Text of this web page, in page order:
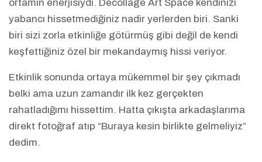
ortamın enerjisiydi. Decollage Art Space kendinizi
yabancı hissetmediğiniz nadir yerlerden biri. Sanki
biri sizi zorla etkinliğe götürmüş gibi değil de kendi
keşfettiğiniz özel bir mekandaymış hissi veriyor.
Etkinlik sonunda ortaya mükemmel bir şey çıkmadı
belki ama uzun zamandır ilk kez gerçekten
rahatladığımı hissettim. Hatta çıkışta arkadaşlarıma
direkt fotoğraf atıp “Buraya kesin birlikte gelmeliyiz”
dedim.